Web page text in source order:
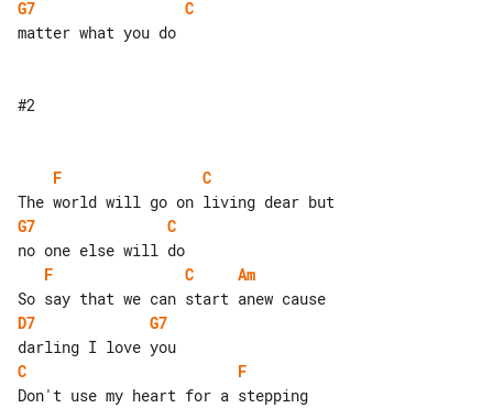
G7
C
matter what you do
#2
F
C
G7
C
F
C
Am
D7
G7
C
F